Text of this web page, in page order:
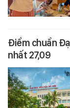
Điểm chuẩn
nhất 27,09